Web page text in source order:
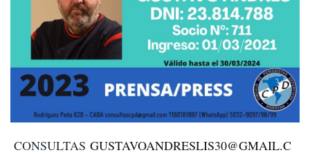
CONSULTAS GUSTAVOANDRESLIS30@GMAIL.C